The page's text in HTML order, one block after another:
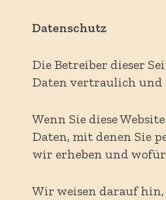
Datenschutz
Die Betreiber dieser
Daten vertraulich und
Wenn Sie diese
Daten, mit denen Sie
wir erheben und
Wir weisen darauf